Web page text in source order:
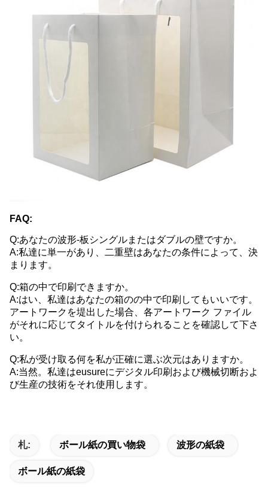
FAQ:
Q:あなたの波形-板シングルまたはダブルの壁ですか。
A:私達に単一があり、二重壁はあなたの条件によって、決
まります。
Q:箱の中で印刷できますか。
A:はい、私達はあなたの箱のの中で印刷してもいいです。
アートワークを堤出した場合、各アートワーク ファイル
がそれに応じてタイトルを付けられることを確認して下さ
い。
Q:私が受け取る何を私が正確に選ぶ次元はありますか。
A:当然。私達はeusureにデジタル印刷および機械切断およ
び生産の技術をそれ使用します。
札: ボール紙の買い物袋 波形の紙袋
ボール紙の紙袋